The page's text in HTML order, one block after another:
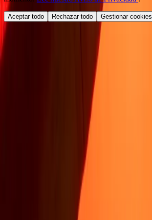
Aceptar todo Rechazar todo Gestionar cookies